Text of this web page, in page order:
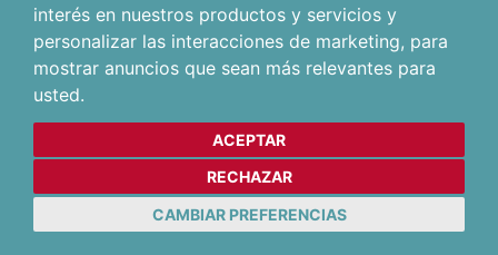
interés en nuestros productos y servicios y
personalizar las interacciones de marketing, para
mostrar anuncios que sean más relevantes para
usted.
ACEPTAR
RECHAZAR
CAMBIAR PREFERENCIAS